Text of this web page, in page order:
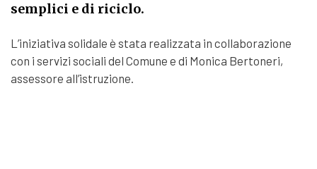
semplici e di riciclo.
L’iniziativa solidale è stata realizzata in collaborazione
con i servizi sociali del Comune e di Monica Bertoneri,
assessore all’istruzione.